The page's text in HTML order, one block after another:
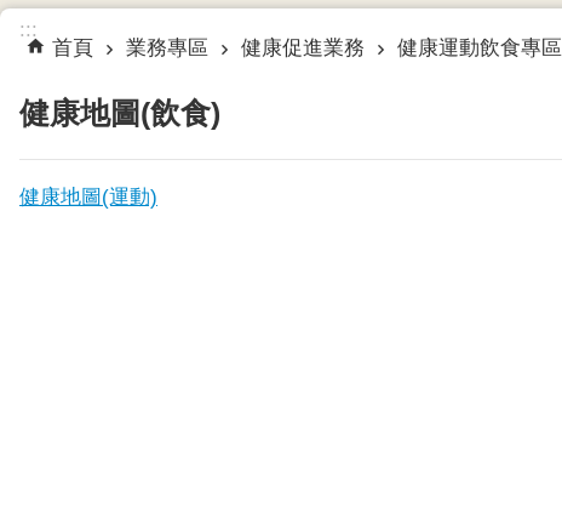
:::
首頁 業務專區 健康促進業務 健康運動飲食專區
健康地圖(飲食)
健康地圖(運動)